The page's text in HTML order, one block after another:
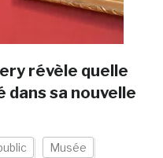
révèle quelle
sa nouvelle
Musée